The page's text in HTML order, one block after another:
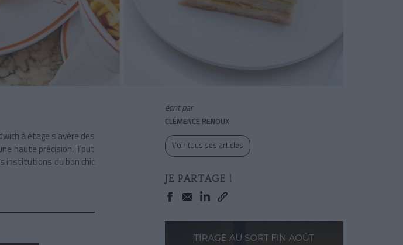
à étage s’avère des
haute précision. Tout
institutions du bon chic
écrit par
CLÉMENCE RENOUX
Voir tous ses articles
JE PARTAGE !